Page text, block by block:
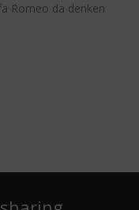
Romeo da denken